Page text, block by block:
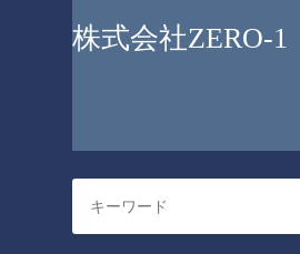
株式会社ZERO-1